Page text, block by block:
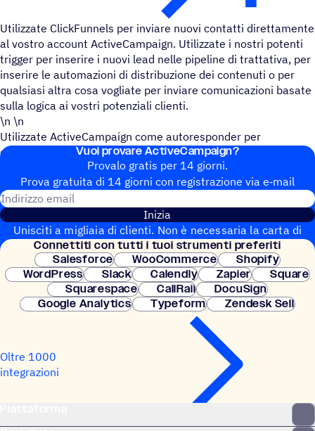
Utilizzate ClickFunnels per inviare nuovi contatti direttamente
al vostro account ActiveCampaign. Utilizzate i nostri potenti
trigger per inserire i nuovi lead nelle pipeline di trattativa, per
inserire le automazioni di distribuzione dei contenuti o per
qualsiasi altra cosa vogliate per inviare comunicazioni basate
sulla logica ai vostri potenziali clienti.
\n \n
Utilizzate ActiveCampaign come autoresponder per
comunicare con i contatti raccolti con ClickFunnels
Vuoi provare ActiveCampaign?
Provalo gratis per 14 giorni.
Prova gratuita di 14 giorni con regi­stra­zione via e‑mail
Inizia
Unisciti a migliaia di clienti. Non è necessaria la carta di
credito. Configurazione istantanea.
Connet­titi con tutti i tuoi strumenti preferiti
Salesforce
WooCommerce
Shopify
WordPress
Slack Calendly Zapier
Square
Squarespace
CallRail
DocuSign
Google Analytics
Typeform Zendesk Sell
Oltre 1000
integrazioni